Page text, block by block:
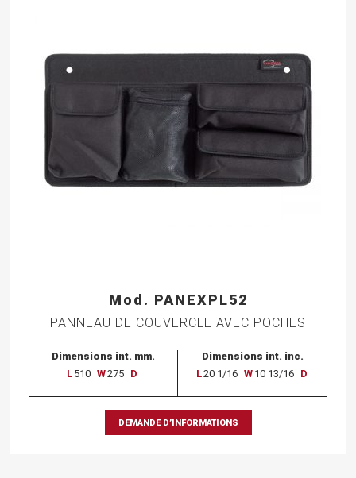
Mod. PANEXPL52
PANNEAU DE COUVERCLE AVEC POCHES
Dimensions int. mm.
L 510 W275 D
Dimensions int. inc.
L20 1/16 W 10 13/16 D
DEMANDE D’INFORMATIONS